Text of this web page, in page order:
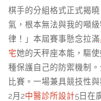
棋手的分組格式正式揭曉
氣，根本無法與我的噸
律！」本屆賽事懸念拉滿
宅她的天秤座本能，驅
種保護自己的防禦機制
比賽。一場兼具競技性
2月2中醫診所設計5日在